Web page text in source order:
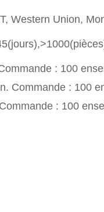
Western Union,
: 100
Commande : 100
: 100